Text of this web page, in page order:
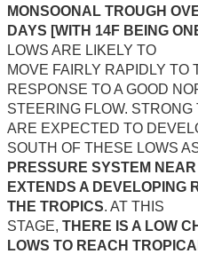
MONSOONAL TROUGH
DAYS [WITH 14F BEING
LOWS ARE LIKELY TO
MOVE FAIRLY RAPIDLY TO
RESPONSE TO A GOOD
STEERING FLOW.
ARE EXPECTED TO
SOUTH OF THESE LOWS
PRESSURE SYSTEM
EXTENDS A DEVELOPING
THE TROPICS. AT THIS
STAGE, THERE IS A LOW
LOWS TO REACH